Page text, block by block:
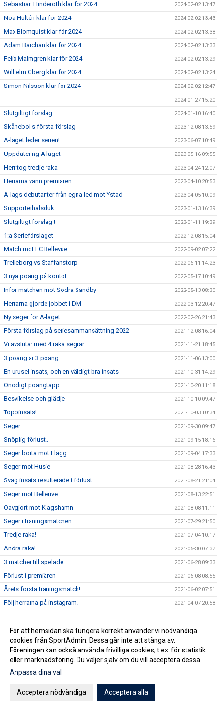
Sebastian Hinderoth klar för 2024 2024-02-02 13:47
Noa Hultén klar för 2024 2024-02-02 13:43
Max Blomquist klar för 2024 2024-02-02 13:38
Adam Barchan klar för 2024 2024-02-02 13:33
Felix Malmgren klar för 2024 2024-02-02 13:29
Wilhelm Öberg klar för 2024 2024-02-02 13:24
Simon Nilsson klar för 2024 2024-02-02 12:47
2024-01-27 15:20
Slutgiltigt förslag 2024-01-10 16:40
Skånebolls första förslag 2023-12-08 13:59
A-laget leder serien! 2023-06-07 10:49
Uppdatering A laget 2023-05-16 09:55
Herr tog tredje raka 2023-04-24 12:07
Herrarna vann premiären 2023-04-10 20:53
A-lags debutanter från egna led mot Ystad 2023-04-05 10:09
Supporterhalsduk 2023-01-13 16:39
Slutgiltigt förslag ! 2023-01-11 19:39
1:a Serieförslaget 2022-12-08 15:04
Match mot FC Bellevue 2022-09-02 07:22
Trelleborg vs Staffanstorp 2022-06-11 14:23
3 nya poäng på kontot. 2022-05-17 10:49
Inför matchen mot Södra Sandby 2022-05-13 08:30
Herrarna gjorde jobbet i DM 2022-03-12 20:47
Ny seger för A-laget 2022-02-26 21:43
Första förslag på seriesammansättning 2022 2021-12-08 16:04
Vi avslutar med 4 raka segrar 2021-11-21 18:45
3 poäng är 3 poäng 2021-11-06 13:00
En urusel insats, och en väldigt bra insats 2021-10-31 14:29
Onödigt poängtapp 2021-10-20 11:18
Besvikelse och glädje 2021-10-10 09:47
Toppinsats! 2021-10-03 10:34
Seger 2021-09-30 09:47
Snöplig förlust.. 2021-09-15 18:16
Seger borta mot Flagg 2021-09-04 17:33
Seger mot Husie 2021-08-28 16:43
Svag insats resulterade i förlust 2021-08-21 21:04
Seger mot Belleuve 2021-08-13 22:51
Oavgjort mot Klagshamn 2021-08-08 11:11
Seger i träningsmatchen 2021-07-29 21:50
Tredje raka! 2021-07-04 10:17
Andra raka! 2021-06-30 07:37
3 matcher till spelade 2021-06-28 09:33
Förlust i premiären 2021-06-08 08:55
Årets första träningsmatch! 2021-06-02 07:51
Följ herrarna på instagram! 2021-04-07 20:58
RESTRIKTIONER 2021-02-10 16:58
Första förslag på serieindelning 2020-11-05 10:42
Gå till Webbversion
För att hemsidan ska fungera korrekt använder vi nödvändiga
cookies från SportAdmin. Dessa går inte att stänga av.
Föreningen kan också använda frivilliga cookies, t.ex. för statistik
eller marknadsföring. Du väljer själv om du vill acceptera dessa.
Anpassa dina val
Acceptera nödvändiga Acceptera alla